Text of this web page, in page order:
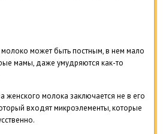
может быть постным, в нем мало
мамы, даже умудряются как-то
женского молока заключается не в его
входят микроэлементы, которые